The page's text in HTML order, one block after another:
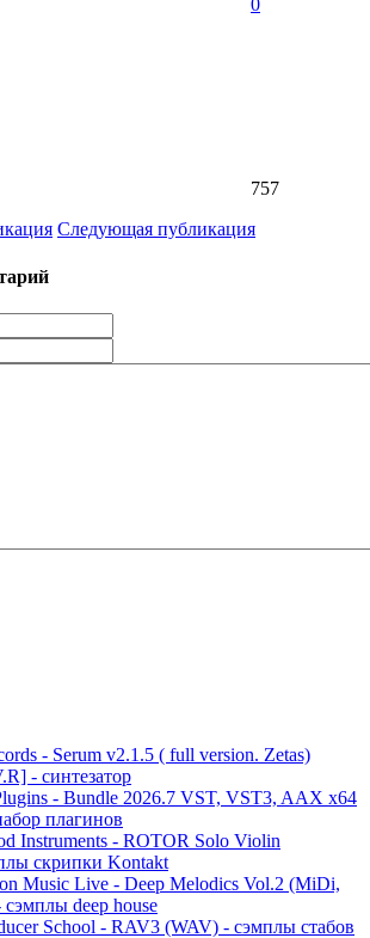
0
757
Следующая публикация
- Serum v2.1.5 ( full version. Zetas)
- синтезатор
- Bundle 2026.7 VST, VST3, AAX x64
плагинов
Instruments - ROTOR Solo Violin
скрипки Kontakt
Music Live - Deep Melodics Vol.2 (MiDi,
deep house
School - RAV3 (WAV) - сэмплы стабов